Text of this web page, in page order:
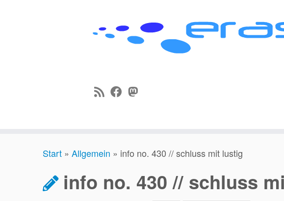
Start » Allgemein » info no. 430 // schluss mit lustig
info no. 430 // schluss